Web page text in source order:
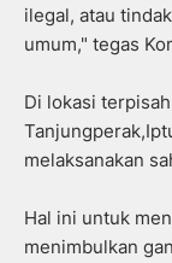
ilegal, atau
umum," tegas
Di lokasi
melaksanakan
Hal ini untuk
menimbulkan